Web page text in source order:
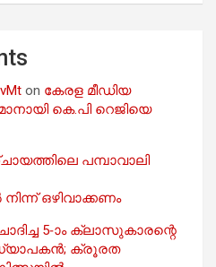
on കേരള മീഡിയ
കെ.പി റെജിയെ
പമ്പാവാലി
ഒഴിവാക്കണം
5-ാം ക്ലാസുകാരന്റെ
ക്രൂരത